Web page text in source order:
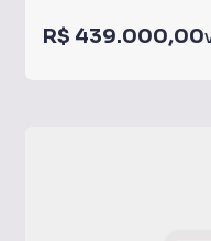
R$ 439.000,00